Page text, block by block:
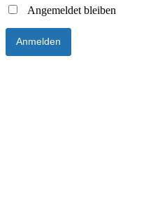
Angemeldet bleiben